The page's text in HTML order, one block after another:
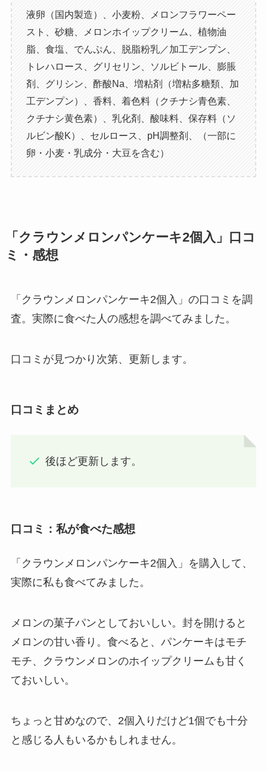
液卵（国内製造）、小麦粉、メロンフラワーペー
スト、砂糖、メロンホイップクリーム、植物油
脂、食塩、でんぷん、脱脂粉乳／加工デンプン、
トレハロース、グリセリン、ソルビトール、膨脹
剤、グリシン、酢酸Na、増粘剤（増粘多糖類、加
工デンプン）、香料、着色料（クチナシ青色素、
クチナシ黄色素）、乳化剤、酸味料、保存料（ソ
ルビン酸K）、セルロース、pH調整剤、（一部に
卵・小麦・乳成分・大豆を含む）
「クラウンメロンパンケーキ2個入」口コ
ミ・感想
「クラウンメロンパンケーキ2個入」の口コミを調
査。実際に食べた人の感想を調べてみました。
口コミが見つかり次第、更新します。
口コミまとめ
後ほど更新します。
口コミ：私が食べた感想
「クラウンメロンパンケーキ2個入」を購入して、
実際に私も食べてみました。
メロンの菓子パンとしておいしい。封を開けると
メロンの甘い香り。食べると、パンケーキはモチ
モチ、クラウンメロンのホイップクリームも甘く
ておいしい。
ちょっと甘めなので、2個入りだけど1個でも十分
と感じる人もいるかもしれません。